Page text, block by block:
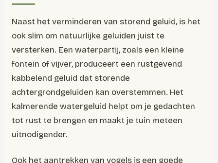
Naast het verminderen van storend geluid, is het
ook slim om natuurlijke geluiden juist te
versterken. Een waterpartij, zoals een kleine
fontein of vijver, produceert een rustgevend
kabbelend geluid dat storende
achtergrondgeluiden kan overstemmen. Het
kalmerende watergeluid helpt om je gedachten
tot rust te brengen en maakt je tuin meteen
uitnodigender.
Ook het aantrekken van vogels is een goede